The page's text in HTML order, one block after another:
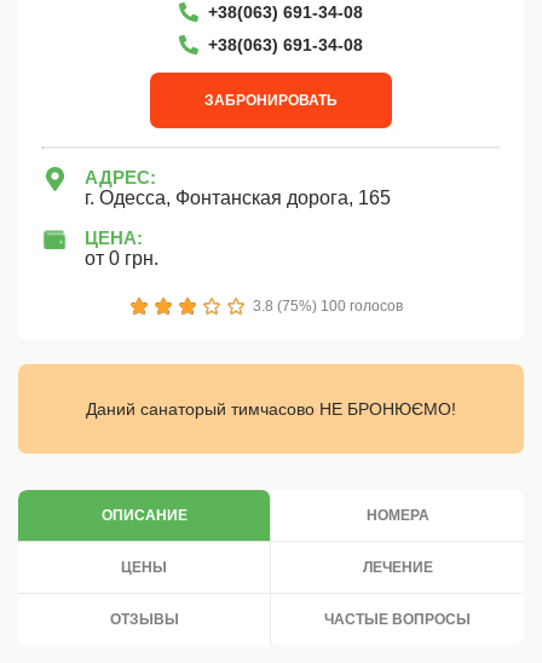
+38(063) 691-34-08
+38(063) 691-34-08
ЗАБРОНИРОВАТЬ
АДРЕС:
г. Одесса, Фонтанская дорога, 165
ЦЕНА:
от 0 грн.
1 2 3 4 5 3.8 (75%) 100 голосов
Даний санаторый тимчасово НЕ БРОНЮЄМО!
ОПИСАНИЕ НОМЕРА
ЦЕНЫ ЛЕЧЕНИЕ
ОТЗЫВЫ ЧАСТЫЕ ВОПРОСЫ